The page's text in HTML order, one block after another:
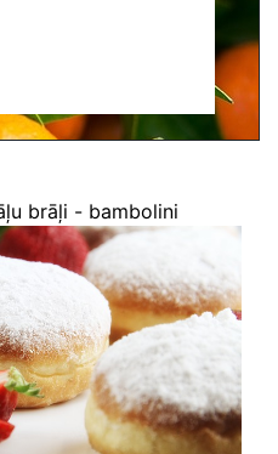
brāļi - bambolini